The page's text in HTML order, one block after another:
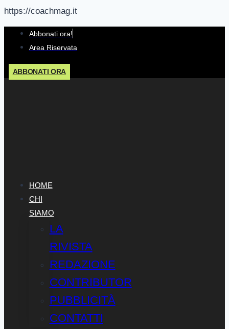
https://coachmag.it
Salta
contenuto
Abbonati ora!
Area Riservata
ABBONATI ORA
HOME
CHI
SIAMO
LA
RIVISTA
REDAZIONE
CONTRIBUTOR
PUBBLICITÀ
CONTATTI